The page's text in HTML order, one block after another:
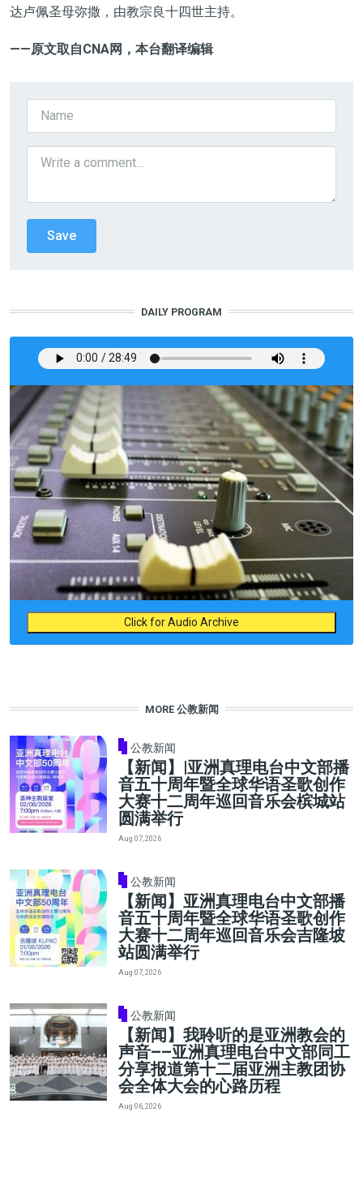
达卢佩圣母弥撒，由教宗良十四世主持。
——原文取自CNA 网，本台翻译编辑
DAILY PROGRAM
Click for Audio Archive
MORE 公教新闻
公教新闻
【新闻】|亚洲真理电台中文部播
音五十周年暨全球华语圣歌创作
大赛十二周年巡回音乐会槟城站
圆满举行
Aug 07, 2026
公教新闻
【新闻】亚洲真理电台中文部播
音五十周年暨全球华语圣歌创作
大赛十二周年巡回音乐会吉隆坡
站圆满举行
Aug 07, 2026
公教新闻
【新闻】我聆听的是亚洲教会的
声音——亚洲真理电台中文部同工
分享报道第十二届亚洲主教团协
会全体大会的心路历程
Aug 06, 2026